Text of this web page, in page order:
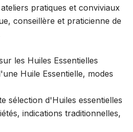
pratiques et conviviaux
conseillère et praticienne de
les Huiles Essentielles
Huile Essentielle, modes
sélection d'Huiles essentielles
indications traditionnelles,